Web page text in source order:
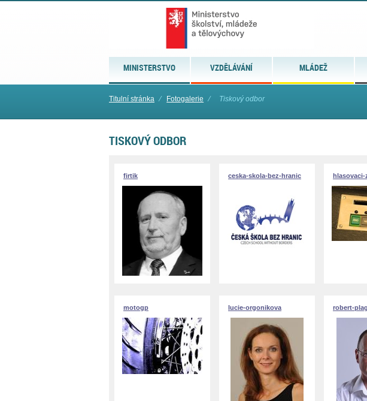
MINISTERSTVO VZDĚLÁVÁNÍ MLÁDEŽ
Titulní stránka ⁄ Fotogalerie ⁄ Tiskový odbor
TISKOVÝ ODBOR
firtik ceska-skola-bez-hranic hlasovaci-
motogp lucie-orgonikova robert-